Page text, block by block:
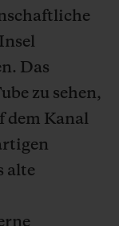
Das
zu sehen,
dem Kanal
alte